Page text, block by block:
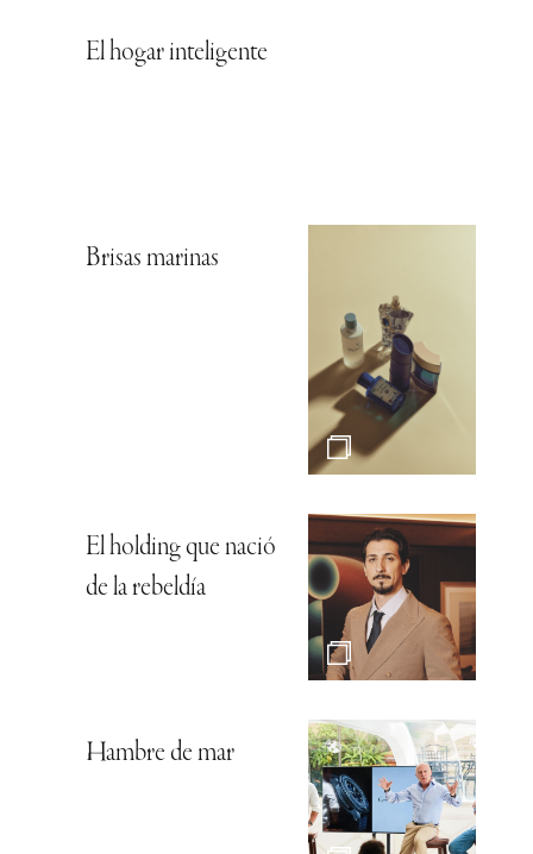
El hogar inteligente
Brisas marinas
El holding que nació
de la rebeldía
Hambre de mar